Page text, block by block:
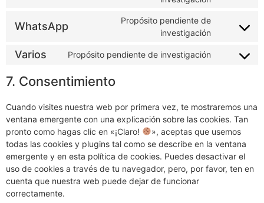
WhatsApp
Propósito pendiente de
investigación
Varios Propósito pendiente de investigación
7. Consentimiento
Cuando visites nuestra web por primera vez, te mostraremos una
ventana emergente con una explicación sobre las cookies. Tan
pronto como hagas clic en «¡Claro!
», aceptas que usemos
todas las cookies y plugins tal como se describe en la ventana
emergente y en esta política de cookies. Puedes desactivar el
uso de cookies a través de tu navegador, pero, por favor, ten en
cuenta que nuestra web puede dejar de funcionar
correctamente.